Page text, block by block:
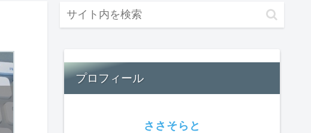
プロフィール
ささそらと